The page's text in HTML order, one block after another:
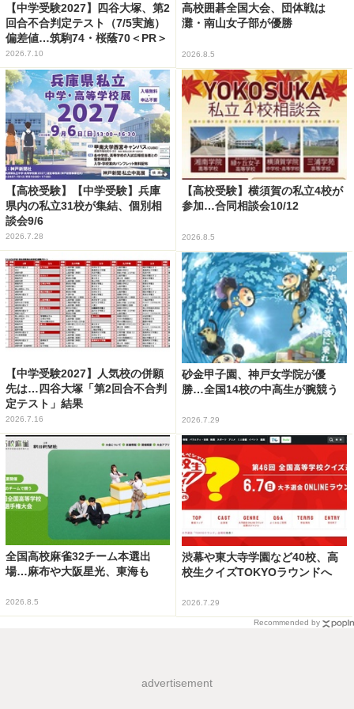
【中学受験2027】四谷大塚、第2
回合不合判定テスト（7/5実施）
偏差値…筑駒74・桜蔭70＜PR＞
2026.7.10
高校囲碁全国大会、団体戦は
灘・南山女子部が優勝
2026.8.5
【高校受験】【中学受験】兵庫
県内の私立31校が集結、個別相
談会9/6
2026.7.28
【高校受験】横須賀の私立4校が
参加…合同相談会10/12
2026.8.5
【中学受験2027】人気校の併願
先は…四谷大塚「第2回合不合判
定テスト」結果
2026.7.16
砂金甲子園、神戸女学院が優
勝…全国14校の中高生が腕競う
2026.7.29
全国高校麻雀32チーム本選出
場…麻布や大阪星光、東海も
2026.8.5
渋幕や東大寺学園など40校、高
校生クイズTOKYOラウンドへ
2026.7.29
Recommended by
advertisement